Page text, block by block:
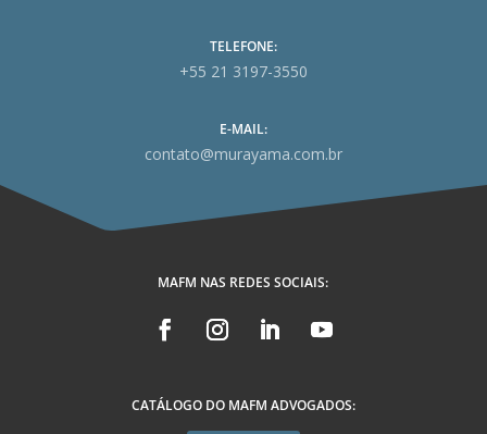
TELEFONE:
+55 21 3197-3550
E-MAIL:
contato@murayama.com.br
MAFM NAS REDES SOCIAIS:
CATÁLOGO DO MAFM ADVOGADOS: